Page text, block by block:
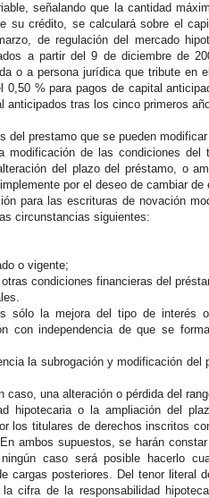
señalando que la cantidad
su crédito, se calculará sobre el
de regulación del mercado
a partir del 9 de diciembre de
o a persona jurídica que tribute en
% para pagos de capital
anticipados tras los cinco primeros
del prestamo que se pueden
modificación de las condiciones del
del plazo del préstamo, o
por el deseo de cambiar de
para las escrituras de novación
circunstancias siguientes:
o vigente;
condiciones financieras del
sólo la mejora del tipo de interés
con independencia de que se
la subrogación y modificación del
una alteración o pérdida del
hipotecaria o la ampliación del
los titulares de derechos inscritos
ambos supuestos, se harán
caso será posible hacerlo
cargas posteriores. Del tenor literal
cifra de la responsabilidad